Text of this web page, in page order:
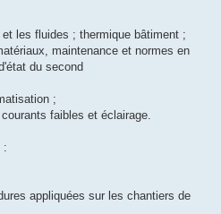
les fluides ; thermique bâtiment ;
maintenance et normes en
du second
;
faibles et éclairage.
:
appliquées sur les chantiers de